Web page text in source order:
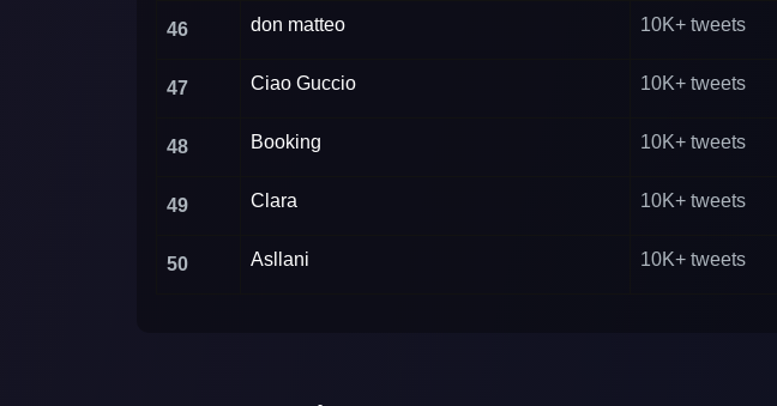
46 don matteo 10K+ tweets
47 Ciao Guccio 10K+ tweets
48 Booking 10K+ tweets
49 Clara 10K+ tweets
50 Asllani 10K+ tweets